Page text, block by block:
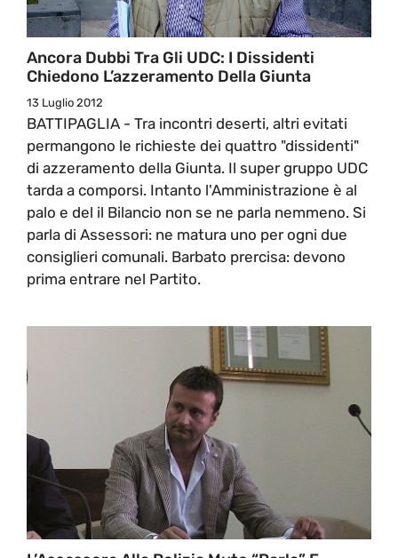
Ancora Dubbi Tra Gli UDC: I Dissidenti
Chiedono L’azzeramento Della Giunta
13 Luglio 2012
BATTIPAGLIA - Tra incontri deserti, altri evitati
permangono le richieste dei quattro "dissidenti"
di azzeramento della Giunta. Il super gruppo UDC
tarda a comporsi. Intanto l'Amministrazione è al
palo e del il Bilancio non se ne parla nemmeno. Si
parla di Assessori: ne matura uno per ogni due
consiglieri comunali. Barbato prercisa: devono
prima entrare nel Partito.